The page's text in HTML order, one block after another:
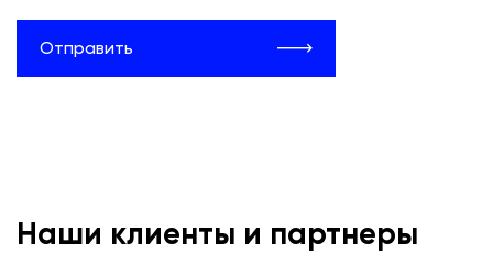
Отправить
Наши клиенты и партнеры